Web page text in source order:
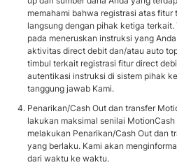
memahami bahwa registrasi atas
langsung dengan pihak ketiga
pada meneruskan instruksi yang
aktivitas direct debit dan/atau auto
timbul terkait registrasi fitur direct
autentikasi instruksi di sistem pihak
tanggung jawab Kami.
Penarikan/Cash Out dan transfer
lakukan maksimal senilai
melakukan Penarikan/Cash Out dan
yang berlaku. Kami akan
dari waktu ke waktu.